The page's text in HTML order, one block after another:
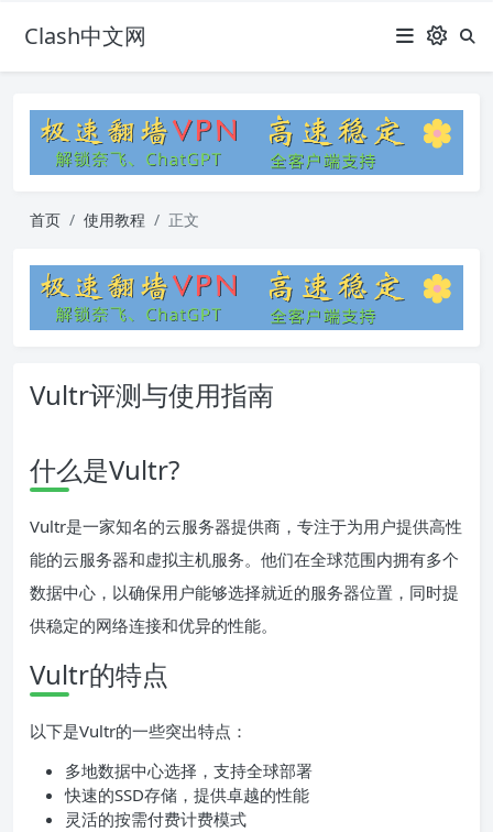
Clash中文网
首页 使用教程 正文
Vultr评测与使用指南
什么是Vultr?
Vultr是一家知名的云服务器提供商，专注于为用户提供高性
能的云服务器和虚拟主机服务。他们在全球范围内拥有多个
数据中心，以确保用户能够选择就近的服务器位置，同时提
供稳定的网络连接和优异的性能。
Vultr的特点
以下是Vultr的一些突出特点：
多地数据中心选择，支持全球部署
快速的SSD存储，提供卓越的性能
灵活的按需付费计费模式